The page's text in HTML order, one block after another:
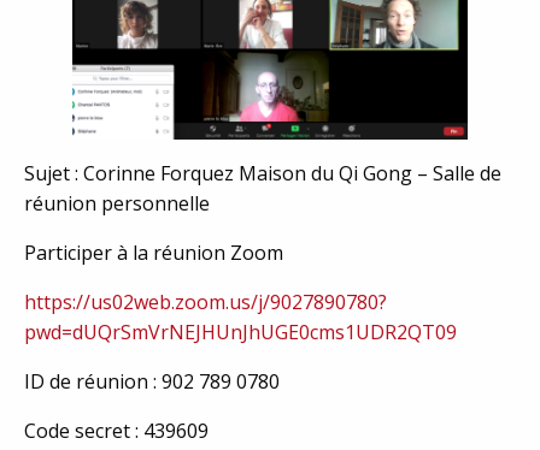
Sujet : Corinne Forquez Maison du Qi Gong – Salle de
réunion personnelle
Participer à la réunion Zoom
https://us02web.zoom.us/j/9027890780?
pwd=dUQrSmVrNEJHUnJhUGE0cms1UDR2QT09
ID de réunion : 902 789 0780
Code secret : 439609